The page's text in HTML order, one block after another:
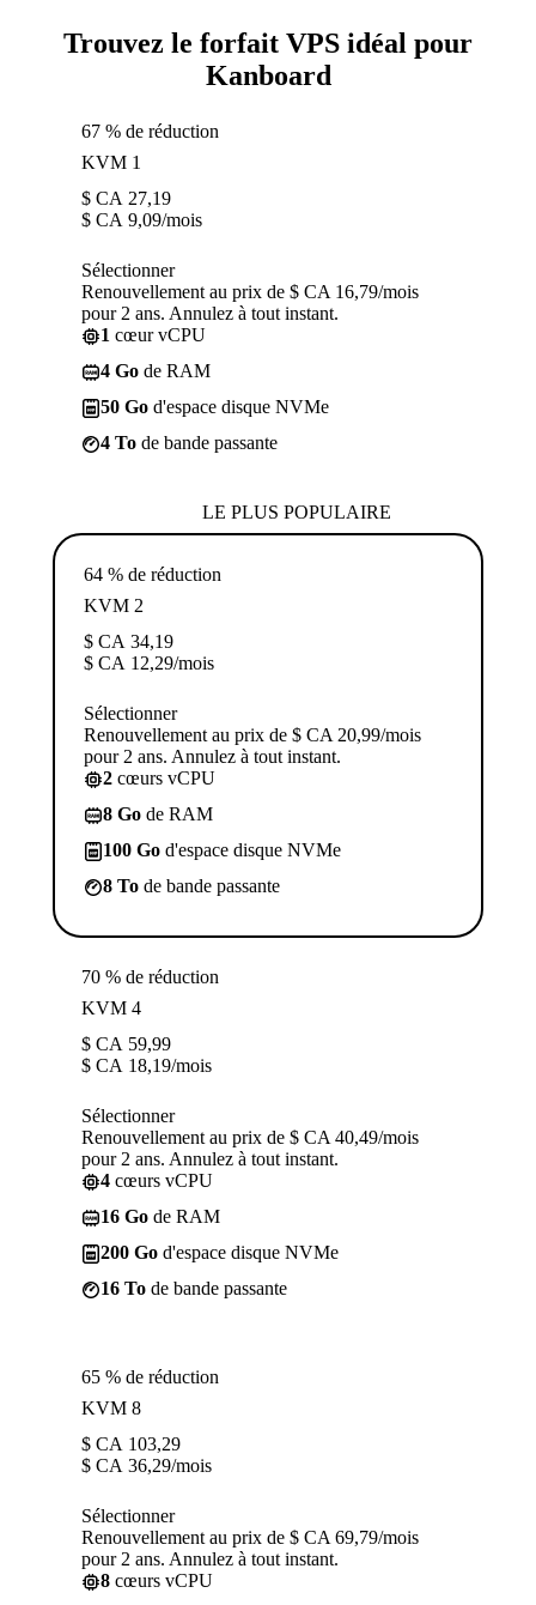
Trouvez le forfait VPS idéal pour
Kanboard
67 % de réduction
KVM 1
$ CA 27,19
$ CA 9,09/mois
Sélectionner
Renouvellement au prix de $ CA 16,79/mois
pour 2 ans. Annulez à tout instant.
1 cœur vCPU
4 Go de RAM
50 Go d'espace disque NVMe
4 To de bande passante
LE PLUS POPULAIRE
64 % de réduction
KVM 2
$ CA 34,19
$ CA 12,29/mois
Sélectionner
Renouvellement au prix de $ CA 20,99/mois
pour 2 ans. Annulez à tout instant.
2 cœurs vCPU
8 Go de RAM
100 Go d'espace disque NVMe
8 To de bande passante
70 % de réduction
KVM 4
$ CA 59,99
$ CA 18,19/mois
Sélectionner
Renouvellement au prix de $ CA 40,49/mois
pour 2 ans. Annulez à tout instant.
4 cœurs vCPU
16 Go de RAM
200 Go d'espace disque NVMe
16 To de bande passante
65 % de réduction
KVM 8
$ CA 103,29
$ CA 36,29/mois
Sélectionner
Renouvellement au prix de $ CA 69,79/mois
pour 2 ans. Annulez à tout instant.
8 cœurs vCPU